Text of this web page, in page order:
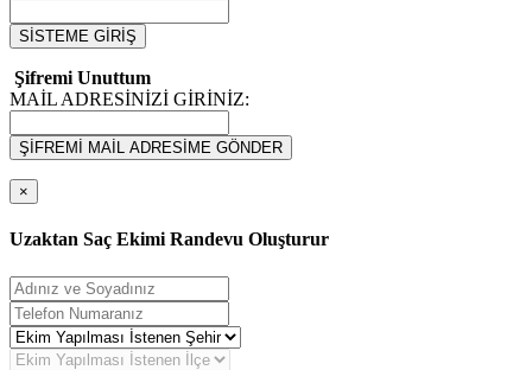
SİSTEME GİRİŞ
Şifremi Unuttum
MAİL ADRESİNİZİ GİRİNİZ:
ŞİFREMİ MAİL ADRESİME GÖNDER
×
Uzaktan Saç Ekimi Randevu Oluşturur